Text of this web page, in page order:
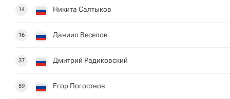
14 Никита Салтыков
16 Даниил Веселов
37 Дмитрий Радиковский
59 Егор Погостнов